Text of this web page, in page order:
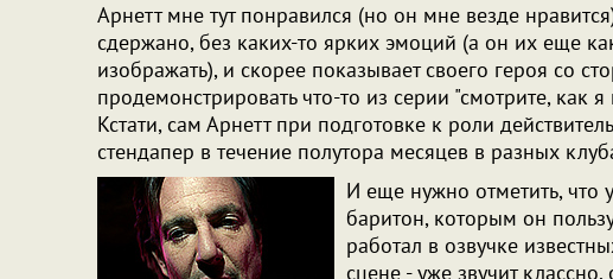
Арнетт мне тут понравился (но он мне везде
сдержано, без каких-то ярких эмоций (а он их еще
изображать), и скорее показывает своего героя со
продемонстрировать что-то из серии "смотрите, как я
Кстати, сам Арнетт при подготовке к роли
стендапер в течение полутора месяцев в разных
И еще нужно отметить, что
баритон, которым он
работал в озвучке
сцене - уже звучит